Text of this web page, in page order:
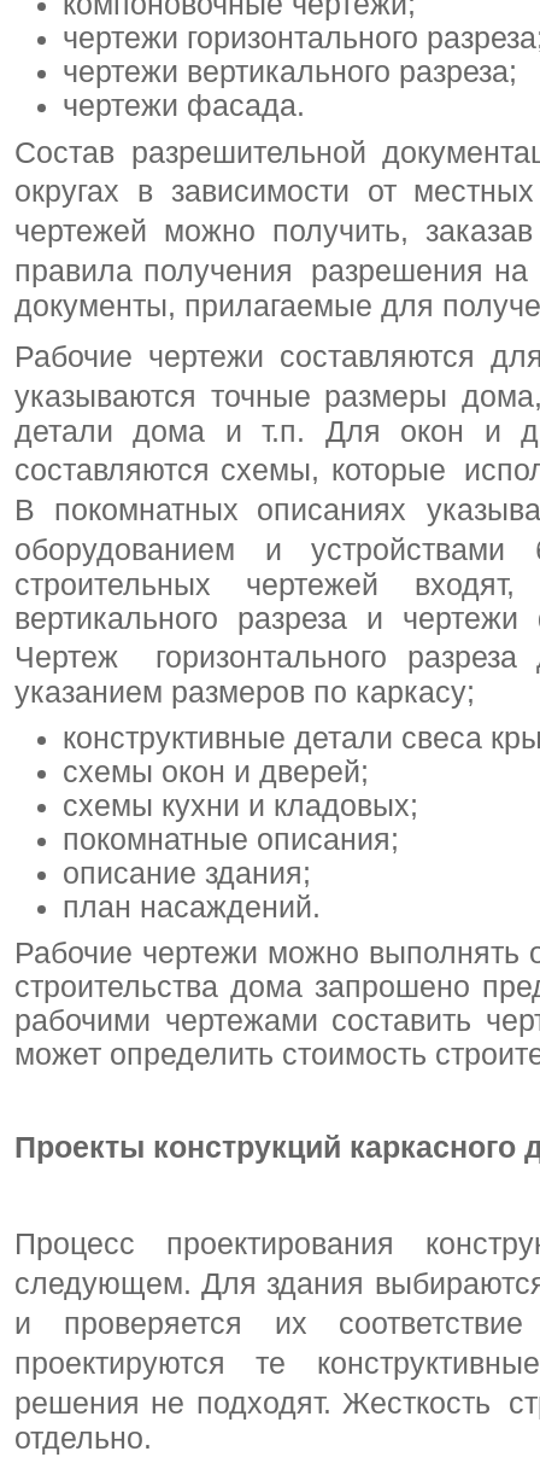
чертежи горизонтального
чертежи вертикального разреза;
чертежи фасада.
Состав разрешительной
округах в зависимости от
чертежей можно получить,
правила получения разрешения на
документы, прилагаемые для
Рабочие чертежи составляются
указываются точные размеры
детали дома и т.п. Для окон и
составляются схемы, которые
В покомнатных описаниях
оборудованием и
строительных чертежей
вертикального разреза и
Чертеж горизонтального
указанием размеров по каркасу;
конструктивные детали свеса
схемы окон и дверей;
схемы кухни и кладовых;
покомнатные описания;
описание здания;
план насаждений.
Рабочие чертежи можно
строительства дома запрошено
рабочими чертежами составить
может определить стоимость
Проекты конструкций каркасного
Процесс проектирования
следующем. Для здания
и проверяется их
проектируются те
решения не подходят. Жесткость
отдельно.